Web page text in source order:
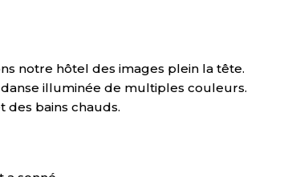
notre hôtel des images plein la tête.
illuminée de multiples couleurs.
des bains chauds.